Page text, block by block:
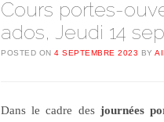
Cours portes-
ados, Jeudi 14
POSTED ON 4 SEPTEMBRE 2023 BY
Dans le cadre des journées